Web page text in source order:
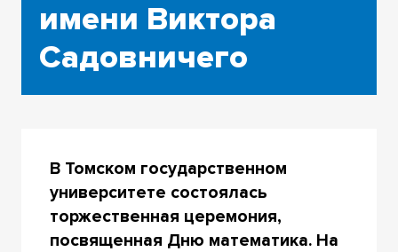
имени Виктора
Садовничего
В Томском государственном
университете состоялась
торжественная церемония,
посвященная Дню математика. На